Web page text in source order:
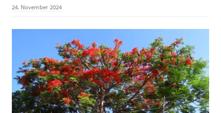
24. November 2024